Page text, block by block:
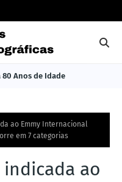
Anos de Idade
ao Emmy Internacional
em 7 categorias
ao